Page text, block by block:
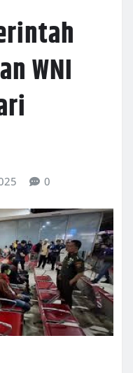
WNI
0